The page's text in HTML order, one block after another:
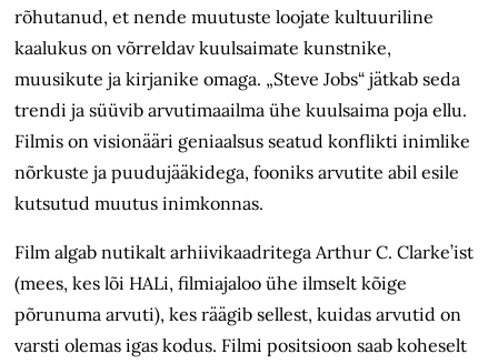
rõhutanud, et nende muutuste loojate kultuuriline
kaalukus on võrreldav kuulsaimate kunstnike,
muusikute ja kirjanike omaga. „Steve Jobs“ jätkab seda
trendi ja süüvib arvutimaailma ühe kuulsaima poja ellu.
Filmis on visionääri geniaalsus seatud konflikti inimlike
nõrkuste ja puudujääkidega, fooniks arvutite abil esile
kutsutud muutus inimkonnas.
Film algab nutikalt arhiivikaadritega Arthur C. Clarke’ist
(mees, kes lõi HALi, filmiajaloo ühe ilmselt kõige
põrunuma arvuti), kes räägib sellest, kuidas arvutid on
varsti olemas igas kodus. Filmi positsioon saab koheselt